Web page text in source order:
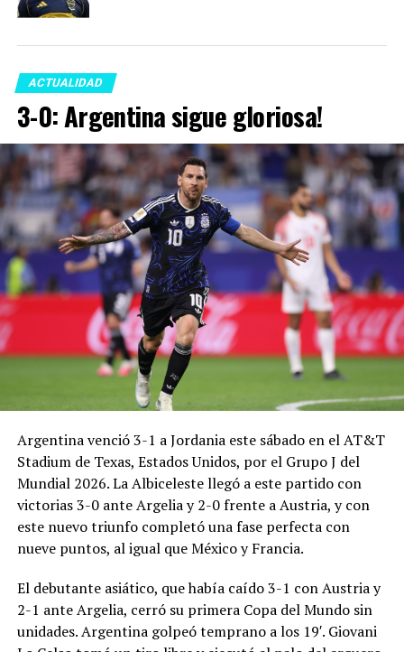
ACTUALIDAD
3-0: Argentina sigue gloriosa!
Argentina venció 3-1 a Jordania este sábado en el AT&T
Stadium de Texas, Estados Unidos, por el Grupo J del
Mundial 2026. La Albiceleste llegó a este partido con
victorias 3-0 ante Argelia y 2-0 frente a Austria, y con
este nuevo triunfo completó una fase perfecta con
nueve puntos, al igual que México y Francia.
El debutante asiático, que había caído 3-1 con Austria y
2-1 ante Argelia, cerró su primera Copa del Mundo sin
unidades. Argentina golpeó temprano a los 19′. Giovani